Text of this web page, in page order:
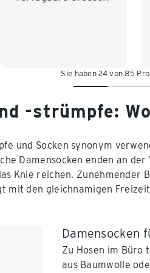
Sie haben 24 von 85
-strümpfe:
und Socken synonym
Damensocken enden an
Knie reichen. Zunehmender
mit den gleichnamigen
Damensocken
Zu Hosen im Büro
aus Baumwolle